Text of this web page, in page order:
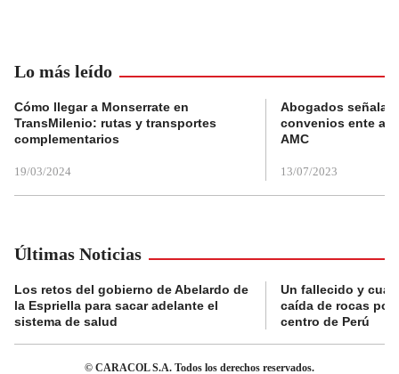
Lo más leído
Cómo llegar a Monserrate en
TransMilenio: rutas y transportes
complementarios
19/03/2024
Abogados
convenios ente
AMC
13/07/2023
Últimas Noticias
Los retos del gobierno de Abelardo de
la Espriella para sacar adelante el
sistema de salud
Un fallecido y
caída de rocas por
centro de Perú
© CARACOL S.A. Todos los derechos reservados.